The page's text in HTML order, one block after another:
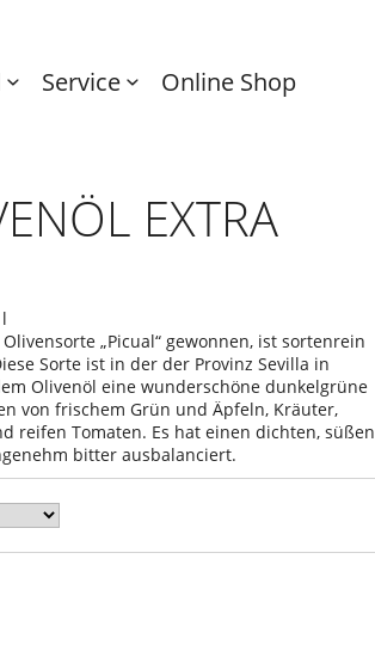
Service Online Shop
EXTRA
„Picual“ gewonnen, ist sortenrein
Sorte ist in der der Provinz Sevilla in
Olivenöl eine wunderschöne dunkelgrüne
von frischem Grün und Äpfeln, Kräuter,
reifen Tomaten. Es hat einen dichten, süßen
bitter ausbalanciert.